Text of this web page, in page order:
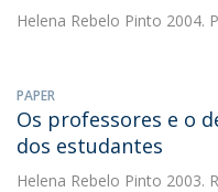
Helena Rebelo Pinto 2004.
PAPER
Os professores e o
dos estudantes
Helena Rebelo Pinto 2003.